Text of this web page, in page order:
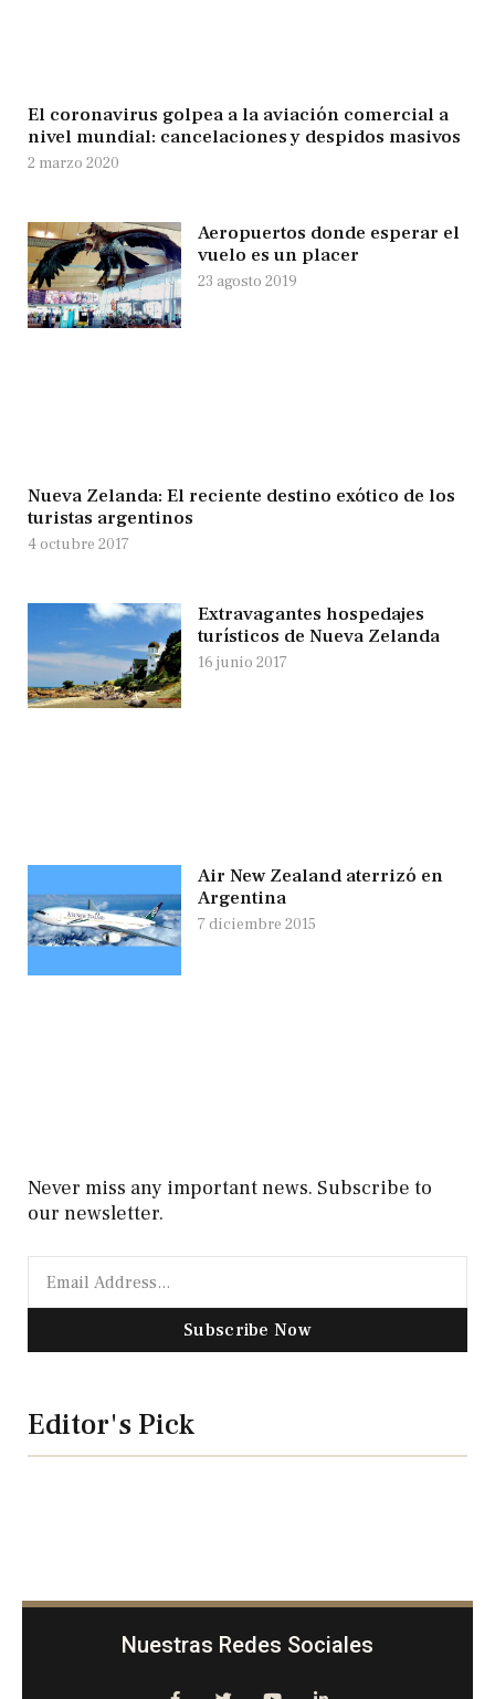
El coronavirus golpea a la aviación comercial a
nivel mundial: cancelaciones y despidos masivos
2 marzo 2020
Aeropuertos donde esperar el
vuelo es un placer
23 agosto 2019
Nueva Zelanda: El reciente destino exótico de los
turistas argentinos
4 octubre 2017
Extravagantes hospedajes
turísticos de Nueva Zelanda
16 junio 2017
Air New Zealand aterrizó en
Argentina
7 diciembre 2015
Never miss any important news. Subscribe to
our newsletter.
Subscribe Now
Editor's Pick
Nuestras Redes Sociales